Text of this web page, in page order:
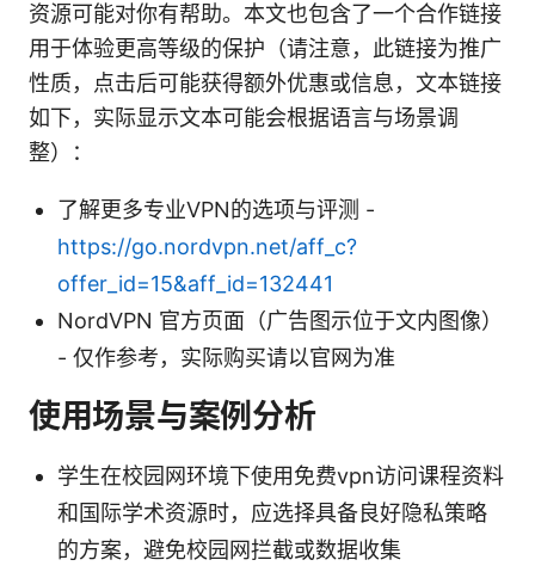
资源可能对你有帮助。本文也包含了一个合作链接
用于体验更高等级的保护（请注意，此链接为推广
性质，点击后可能获得额外优惠或信息，文本链接
如下，实际显示文本可能会根据语言与场景调
整）：
了解更多专业VPN的选项与评测 -
https://go.nordvpn.net/aff_c?
offer_id=15&aff_id=132441
NordVPN 官方页面（广告图示位于文内图像）
- 仅作参考，实际购买请以官网为准
使用场景与案例分析
学生在校园网环境下使用免费vpn访问课程资料
和国际学术资源时，应选择具备良好隐私策略
的方案，避免校园网拦截或数据收集